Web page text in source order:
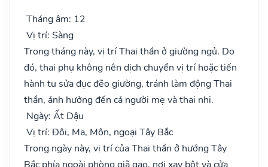
Tháng âm: 12
Vị trí: Sàng
Trong tháng này, vị trí Thai thần ở giường ngủ. Do
đó, thai phụ không nên dịch chuyển vị trí hoặc tiến
hành tu sửa đục đẽo giường, tránh làm động Thai
thần, ảnh hưởng đến cả người mẹ và thai nhi.
Ngày: Ất Dậu
Vị trí: Đôi, Ma, Môn, ngoại Tây Bắc
Trong ngày này, vị trí của Thai thần ở hướng Tây